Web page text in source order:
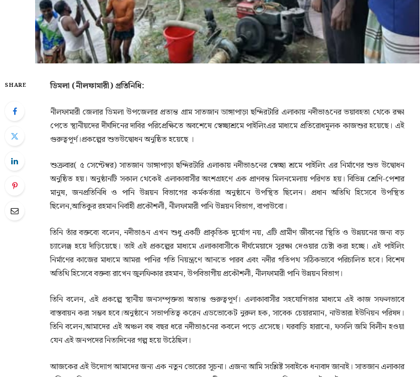
SHARE ডিমলা (নীলফামারী) প্রতিনিধি:
নীলফামারী জেলার ডিমলা উপজেলার প্রত্যন্ত গ্রাম সাতজান ডাঙ্গাপাড়া ছম্দিরটারি এলাকায় নদীভাঙনের ভয়াবহতা থেকে রক্ষা
পেতে স্থানীয়দের দীর্ঘদিনের দাবির পরিপ্রেক্ষিতে অবশেষে স্বেচ্ছাশ্রমে পাইলিংএর মাধ্যমে প্রতিরোধমূলক কাজশুর হয়েছে। এই
গুরুত্বপূর্ণ।প্রকল্পের শুভউদ্বোধন অনুষ্ঠিত হয়েছে ।
শুক্রবার( ৫ সেপ্টেম্বর) সাতজান ডাঙ্গাপাড়া ছম্দিরটারি এলাকায় নদীভাঙনের স্বেচ্ছা শ্রমে পাইলিং এর নির্মাণের শুভ উদ্বোধন
অনুষ্ঠিত হয়। অনুষ্ঠানটি সকাল থেকেই এলাকাবাসীর অংশগ্রহণে এক প্রাণবন্ত মিলনমেলায় পরিণত হয়। বিভিন্ন শ্রেণি-পেশার
মানুষ, জনপ্রতিনিধি ও পানি উন্নয়ন বিভাগের কর্মকর্তারা অনুষ্ঠানে উপস্থিত ছিলেন। প্রধান অতিথি হিসেবে উপস্থিত
ছিলেন,আতিকুর রহমান নির্বাহী প্রকৌশলী, নীলফামারী পানি উন্নয়ন বিভাগ, বাপাউবো।
তিনি তাঁর বক্তব্যে বলেন, নদীভাঙন এখন শুধু একটি প্রাকৃতিক দুর্যোগ নয়, এটি গ্রামীণ জীবনের স্থিতি ও উন্নয়নের জন্য বড়
চ্যালেঞ্জ হয়ে দাঁড়িয়েছে। তাই এই প্রকল্পের মাধ্যমে এলাকাবাসীকে দীর্ঘমেয়াদে সুরক্ষা দেওয়ার চেষ্টা করা হচ্ছে। এই পাইলিং
নির্মাণের কাজের মাধ্যমে আমরা পানির গতি নিয়ন্ত্রণে আনতে পারব এবং নদীর গতিপথ সঠিকভাবে পরিচালিত হবে। বিশেষ
অতিথি হিসেবে বক্তব্য রাখেন জুলফিকার রহমান, উপবিভাগীয় প্রকৌশলী, নীলফামারী পানি উন্নয়ন বিভাগ।
তিনি বলেন, এই প্রকল্পে স্থানীয় জনসম্পৃক্ততা অত্যন্ত গুরুত্বপূর্ণ। এলাকাবাসীর সহযোগিতার মাধ্যমে এই কাজ সফলভাবে
বাস্তবায়ন করা সম্ভব হবে।অনুষ্ঠানে সভাপতিত্ব করেন এডভোকেট নুরুল হক, সাবেক চেয়ারম্যান, নাউতারা ইউনিয়ন পরিষদ।
তিনি বলেন,আমাদের এই অঞ্চল বহু বছর ধরে নদীভাঙনের কবলে পড়ে এসেছে। ঘরবাড়ি হারানো, ফসলি জমি বিলীন হওয়া
যেন এই জনপদের নিত্যদিনের গল্প হয়ে উঠেছিল।
আজকের এই উদ্যোগ আমাদের জন্য এক নতুন ভোরের সূচনা। এজন্য আমি সংশ্লিষ্ট সবাইকে ধন্যবাদ জানাই। সাতজান এলাকার